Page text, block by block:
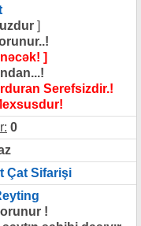
]
]
Serefsizdir.!
0
Çat Sifarişi
!